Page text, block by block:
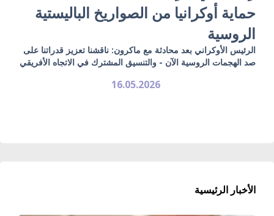
حماية أوكرانيا من الصواريخ الباليستية
الروسية
الرئيس الأوكراني بعد محادثة مع ماكرون: ناقشنا تعزيز قدراتنا على
صد الهجمات الروسية الآن - والتنسيق المشترك في الاتجاه الأفريقي
16.05.2026
الأخبار الرئيسية